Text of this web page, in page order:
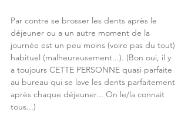
Par contre se brosser les dents après le
déjeuner ou a un autre moment de la
journée est un peu moins (voire pas du tout)
habituel (malheureusement...). (Bon oui, il y
a toujours CETTE PERSONNE quasi parfaite
au bureau qui se lave les dents parfaitement
après chaque déjeuner... On le/la connait
tous...)